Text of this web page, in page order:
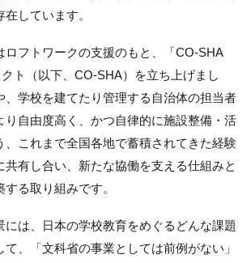
しています。
フトワークの支援のもと、
「CO-SHA
ト（以下、CO-SHA）を立ち上げまし
、学校を建てたり管理する自治体の担当者
り自由度高く、かつ自律的に施設整備・活
、これまで全国各地で蓄積されてきた経験
共有し合い、新たな協働を支える仕組みと
る取り組みです。
には、日本の学校教育をめぐるどんな課題
、「文科省の事業としては前例がない」